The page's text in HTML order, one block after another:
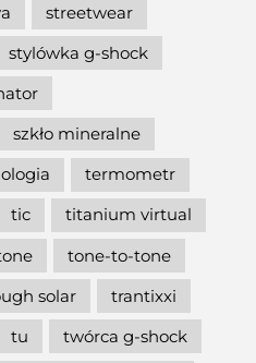
streetwear
stylówka g-shock
szkło mineralne
termometr
tic
titanium virtual
tone-to-tone
solar
trantixxi
tu
twórca g-shock